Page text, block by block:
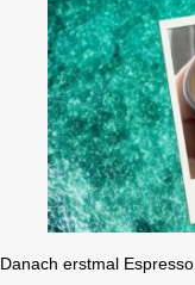
Danach erstmal Espresso.